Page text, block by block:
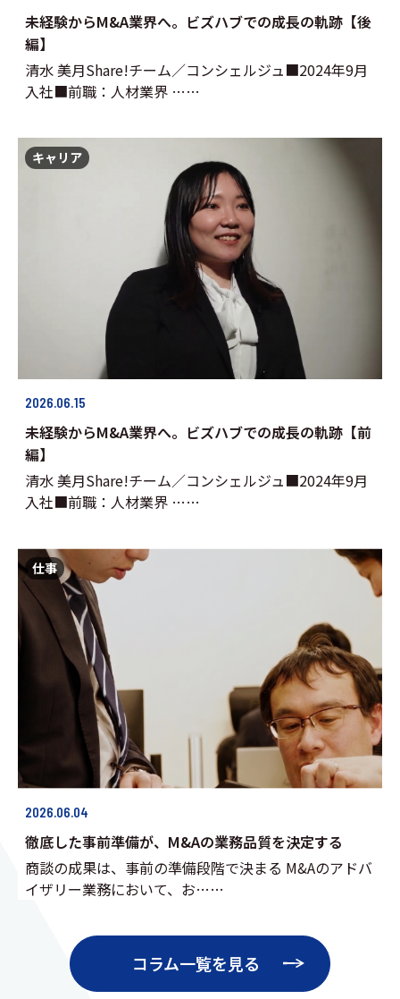
未経験からM&A業界へ。ビズハブでの成長の軌跡【後
編】
清水 美月Share!チーム／コンシェルジュ■2024年9月
入社■前職：人材業界 ……
2026.06.15
未経験からM&A業界へ。ビズハブでの成長の軌跡【前
編】
清水 美月Share!チーム／コンシェルジュ■2024年9月
入社■前職：人材業界 ……
キャリア
2026.06.04
徹底した事前準備が、M&Aの業務品質を決定する
商談の成果は、事前の準備段階で決まる M&Aのアドバ
イザリー業務において、お……
仕事
コラム一覧を見る